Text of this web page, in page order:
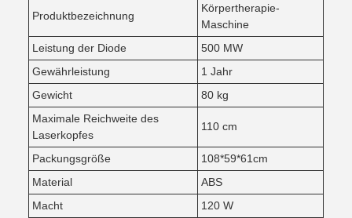
Produktbezeichnung
Körpertherapie-
Maschine
Leistung der Diode
500 MW
Gewährleistung
1 Jahr
Gewicht
80 kg
Maximale Reichweite des
Laserkopfes
110 cm
Packungsgröße
108*59*61cm
Material
ABS
Macht
120 W